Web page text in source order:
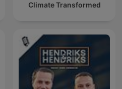
Climate Transformed